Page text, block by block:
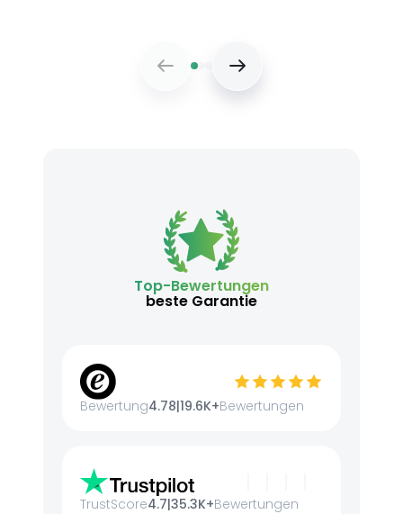
Top-Bewertungen
beste Garantie
Bewertung4.78|19.6K+Bewertungen
TrustScore4.7|35.3K+Bewertungen